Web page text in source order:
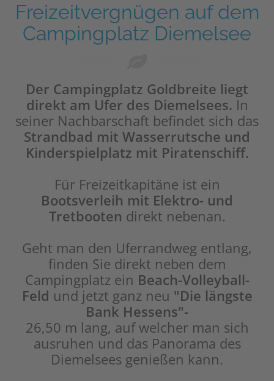
Freizeitvergnügen auf dem
Campingplatz Diemelsee
Der Campingplatz Goldbreite liegt
direkt am Ufer des Diemelsees. In
seiner Nachbarschaft befindet sich das
Strandbad mit Wasserrutsche und
Kinderspielplatz mit Piratenschiff.
Für Freizeitkapitäne ist ein
Bootsverleih mit Elektro- und
Tretbooten direkt nebenan.
Geht man den Uferrandweg entlang,
finden Sie direkt neben dem
Campingplatz ein Beach-Volleyball-
Feld und jetzt ganz neu "Die längste
Bank Hessens"-
26,50 m lang, auf welcher man sich
ausruhen und das Panorama des
Diemelsees genießen kann.